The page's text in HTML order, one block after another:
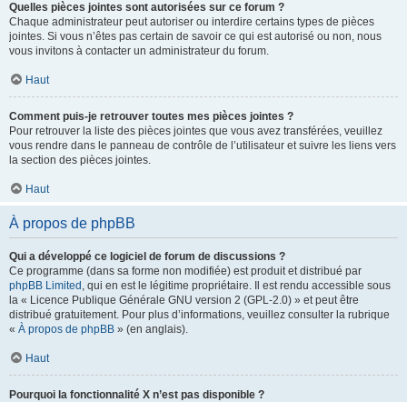
Quelles pièces jointes sont autorisées sur ce forum ?
Chaque administrateur peut autoriser ou interdire certains types de pièces
jointes. Si vous n’êtes pas certain de savoir ce qui est autorisé ou non, nous
vous invitons à contacter un administrateur du forum.
Haut
Comment puis-je retrouver toutes mes pièces jointes ?
Pour retrouver la liste des pièces jointes que vous avez transférées, veuillez
vous rendre dans le panneau de contrôle de l’utilisateur et suivre les liens vers
la section des pièces jointes.
Haut
À propos de phpBB
Qui a développé ce logiciel de forum de discussions ?
Ce programme (dans sa forme non modifiée) est produit et distribué par
phpBB Limited , qui en est le légitime propriétaire. Il est rendu accessible sous
la « Licence Publique Générale GNU version 2 (GPL-2.0) » et peut être
distribué gratuitement. Pour plus d’informations, veuillez consulter la rubrique
« À propos de phpBB » (en anglais).
Haut
Pourquoi la fonctionnalité X n’est pas disponible ?